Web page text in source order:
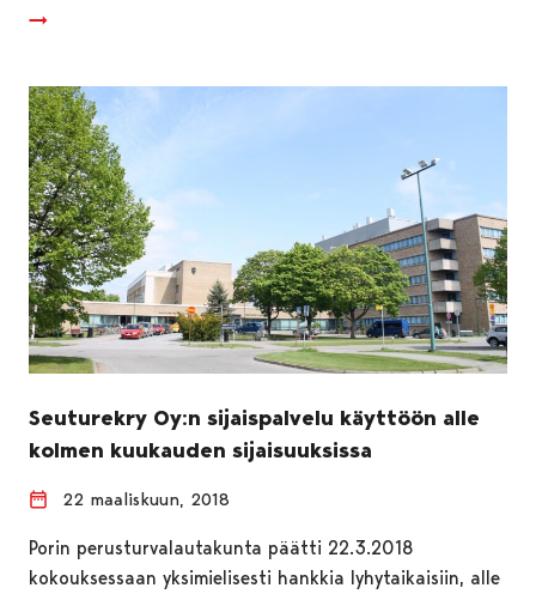
Seuturekry Oy:n sijaispalvelu käyttöön alle
kolmen kuukauden sijaisuuksissa
22 maaliskuun, 2018
Porin perusturvalautakunta päätti 22.3.2018
kokouksessaan yksimielisesti hankkia lyhytaikaisiin, alle